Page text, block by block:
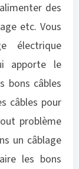
des
etc. Vous
électrique
apporte le
bons câbles
câbles pour
problème
un câblage
les bons